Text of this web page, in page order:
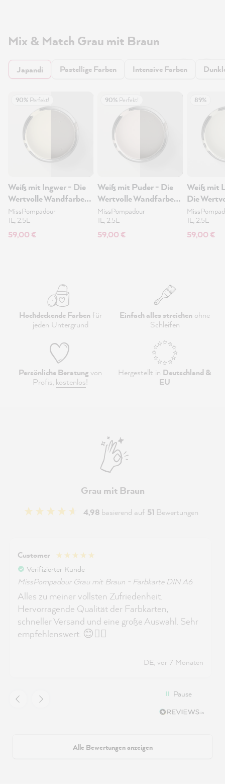
Mix & Match Grau mit Braun
Japandi Pastellige Farben Intensive Farben
90% Perfekt!
Weiß mit Ingwer - Die
Wertvolle Wandfarbe
2.5L
MissPompadour
1L, 2.5L
59,00 €
90% Perfekt!
Weiß mit Puder - Die
Wertvolle Wandfarbe
2.5L
MissPompadour
1L, 2.5L
59,00 €
89%
Weiß mit
Die
1L, 2.5L
59,00 €
Hochdeckende Farbenfür
jeden Untergrund
Einfach alles streichen ohne
Schleifen
Persönliche Beratungvon
Profis, kostenlos!
Hergestellt in Deutschland &
EU
Grau mit Braun
4,98 basierend auf 51 Bewertungen
Customer
Verifizierter Kunde
MissPompadour Grau mit Braun - Farbkarte DIN A6
Alles zu meiner vollsten Zufriedenheit.
Hervorragende Qualität der Farbkarten,
schneller Versand und eine große Auswahl. Sehr
empfehlenswert. 😊👍🏻
DE, vor 7 Monaten
Pause
Alle Bewertungen anzeigen